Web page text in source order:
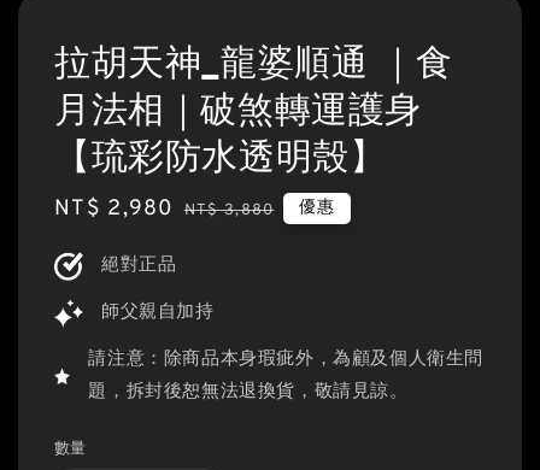
拉胡天神_龍婆順通 ｜食
月法相｜破煞轉運護身
【琉彩防水透明殼】
Sale
NT$ 2,980 Regular
NT$ 3,880 優惠
絕對正品
師父親自加持
請注意：除商品本身瑕疵外，為顧及個人衛生問
題，拆封後恕無法退換貨，敬請見諒。
數量